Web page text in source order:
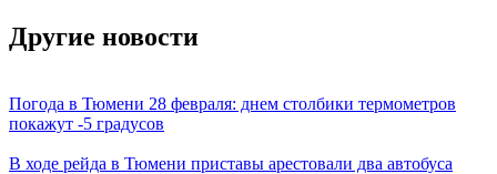
Другие новости
Погода в Тюмени 28 февраля: днем столбики термометров
покажут -5 градусов
В ходе рейда в Тюмени приставы арестовали два автобуса